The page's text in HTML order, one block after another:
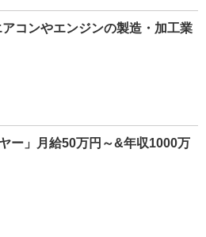
コンやエンジンの製造・加工業
ー」月給50万円～&年収1000万